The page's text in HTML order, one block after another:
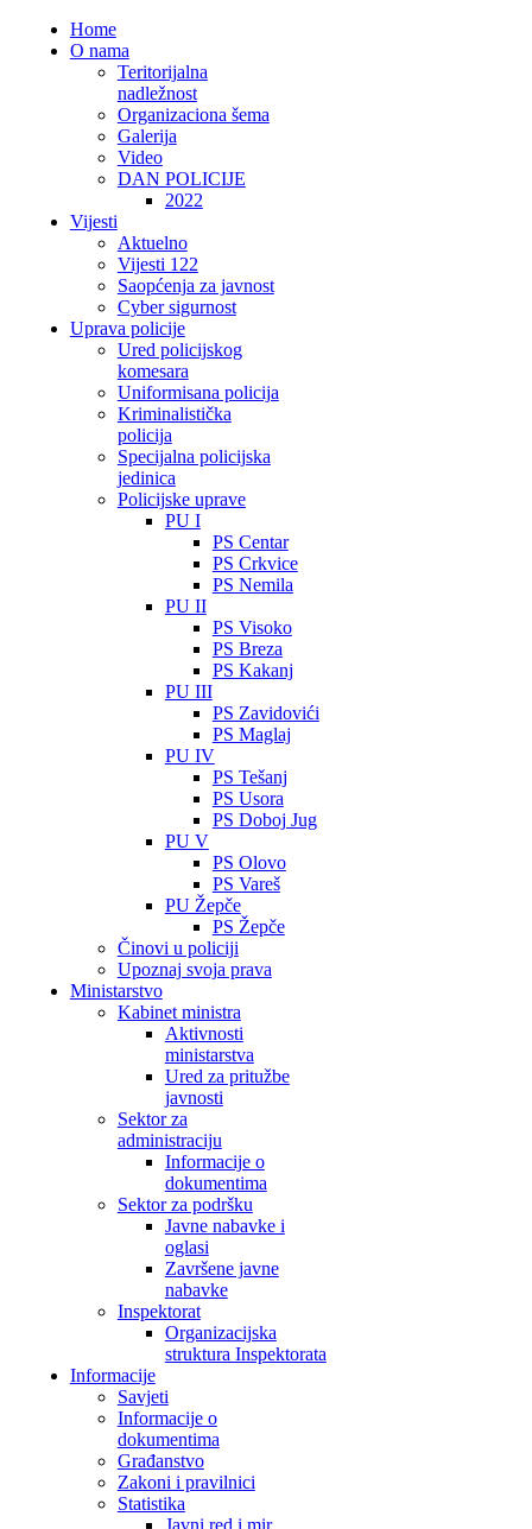
Home
O nama
Teritorijalna
nadležnost
Organizaciona šema
Galerija
Video
DAN POLICIJE
2022
Vijesti
Aktuelno
Vijesti 122
Saopćenja za javnost
Cyber sigurnost
Uprava policije
Ured policijskog
komesara
Uniformisana policija
Kriminalistička
policija
Specijalna policijska
jedinica
Policijske uprave
PU I
PS Centar
PS Crkvice
PS Nemila
PU II
PS Visoko
PS Breza
PS Kakanj
PU III
PS Zavidovići
PS Maglaj
PU IV
PS Tešanj
PS Usora
PS Doboj Jug
PU V
PS Olovo
PS Vareš
PU Žepče
PS Žepče
Činovi u policiji
Upoznaj svoja prava
Ministarstvo
Kabinet ministra
Aktivnosti
ministarstva
Ured za pritužbe
javnosti
Sektor za
administraciju
Informacije o
dokumentima
Sektor za podršku
Javne nabavke i
oglasi
Završene javne
nabavke
Inspektorat
Organizacijska
struktura Inspektorata
Informacije
Savjeti
Informacije o
dokumentima
Građanstvo
Zakoni i pravilnici
Statistika
Javni red i mir